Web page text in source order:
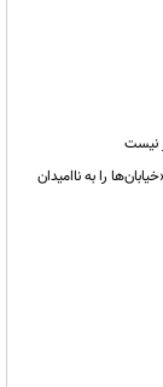
نیست
را به ناامیدان